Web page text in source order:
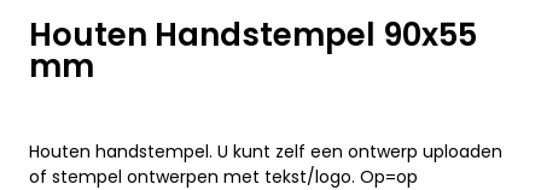
Houten Handstempel 90x55
mm
Houten handstempel. U kunt zelf een ontwerp uploaden
of stempel ontwerpen met tekst/logo. Op=op